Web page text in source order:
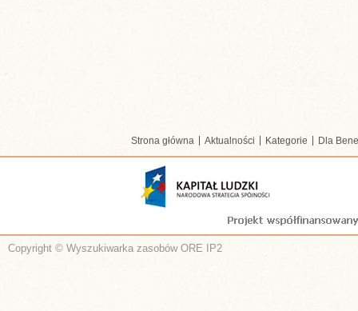
Strona główna Aktualności Kategorie Dla
Copyright © Wyszukiwarka zasobów ORE IP2